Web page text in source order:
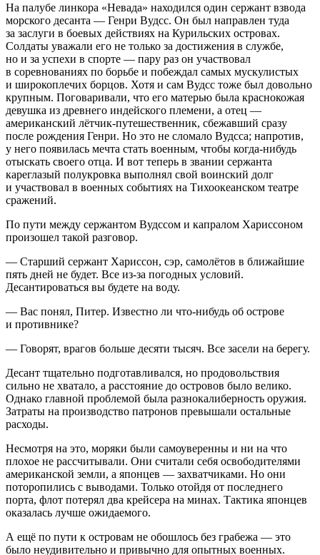
На палубе линкора «Невада» находился один сержант взвода
морского десанта — Генри Вудсс. Он был направлен туда
за заслуги в боевых действиях на Курильских островах.
Солдаты уважали его не только за достижения в службе,
но и за успехи в спорте — пару раз он участвовал
в соревнованиях по борьбе и побеждал самых мускулистых
и широкоплечих борцов. Хотя и сам Вудсс тоже был довольно
крупным. Поговаривали, что его матерью была краснокожая
девушка из древнего индейского племени, а отец —
американский лётчик-путешественник, сбежавший сразу
после рождения Генри. Но это не сломало Вудсса; напротив,
у него появилась мечта стать военным, чтобы когда-нибудь
отыскать своего отца. И вот теперь в звании сержанта
кареглазый полукровка выполнял свой воинский долг
и участвовал в военных событиях на Тихоокеанском театре
сражений.
По пути между сержантом Вудссом и капралом Хариссоном
произошел такой разговор.
— Старший сержант Хариссон, сэр, самолётов в ближайшие
пять дней не будет. Все из-за погодных условий.
Десантироваться вы будете на воду.
— Вас понял, Питер. Известно ли что-нибудь об острове
и противнике?
— Говорят, врагов больше десяти тысяч. Все засели на берегу.
Десант тщательно подготавливался, но продовольствия
сильно не хватало, а расстояние до островов было велико.
Однако главной проблемой была разнокалиберность оружия.
Затраты на производство патронов превышали остальные
расходы.
Несмотря на это, моряки были самоуверенны и ни на что
плохое не рассчитывали. Они считали себя освободителями
американской земли, а японцев — захватчиками. Но они
поторопились с выводами. Только отойдя от последнего
порта, флот потерял два крейсера на минах. Тактика японцев
оказалась лучше ожидаемого.
А ещё по пути к островам не обошлось без грабежа — это
было неудивительно и привычно для опытных военных.